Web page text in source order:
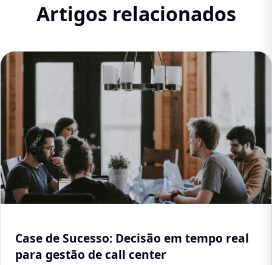
Artigos relacionados
Case de Sucesso: Decisão em tempo real
para gestão de call center